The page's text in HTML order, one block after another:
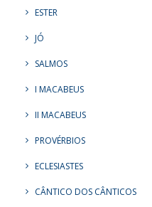
ESTER
JÓ
SALMOS
I MACABEUS
II MACABEUS
PROVÉRBIOS
ECLESIASTES
CÂNTICO DOS CÂNTICOS